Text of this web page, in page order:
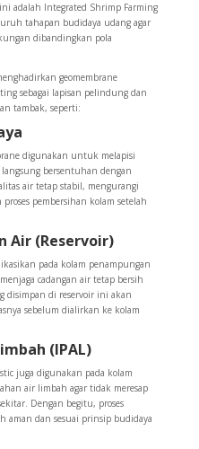
adalah Integrated Shrimp Farming
tahapan budidaya udang agar
dibandingkan pola
geomembrane
sebagai lapisan pelindung dan
tambak, seperti:
digunakan untuk melapisi
bersentuhan dengan
air tetap stabil, mengurangi
pembersihan kolam setelah
Air (Reservoir)
pada kolam penampungan
cadangan air tetap bersih
disimpan di reservoir ini akan
sebelum dialirkan ke kolam
(IPAL)
juga digunakan pada kolam
air limbah agar tidak meresap
Dengan begitu, proses
aman dan sesuai prinsip budidaya